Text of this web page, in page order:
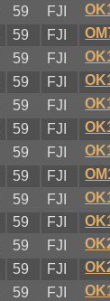
59 FJI
59 FJI
59 FJI
59 FJI
59 FJI
59 FJI
59 FJI
59 FJI
59 FJI
59 FJI
59 FJI
59 FJI
59 FJI